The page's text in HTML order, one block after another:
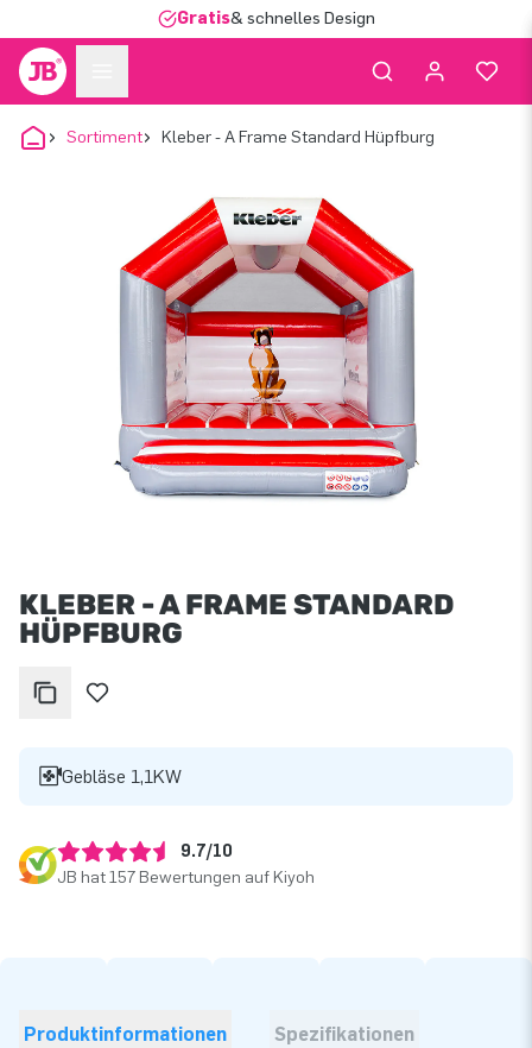
Gratis& schnelles Design
Sortiment Kleber - A Frame Standard Hüpfburg
KLEBER - A FRAME STANDARD
HÜPFBURG
Gebläse 1,1KW
9.7/10
JB hat 157 Bewertungen auf Kiyoh
Produktinformationen Spezifikationen